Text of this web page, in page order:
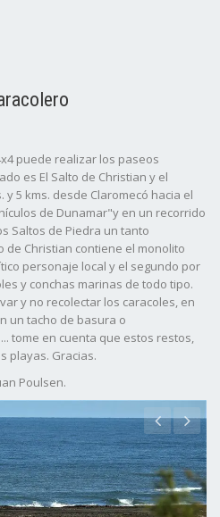
puede realizar los paseos
es El Salto de Christian y el
y 5 kms. desde Claromecó hacia el
de Dunamar"y en un recorrido
Saltos de Piedra un tanto
de Christian contiene el monolito
personaje local y el segundo por
y conchas marinas de todo tipo.
y no recolectar los caracoles, en
un tacho de basura o
tome en cuenta que estos restos,
playas. Gracias.
Poulsen.